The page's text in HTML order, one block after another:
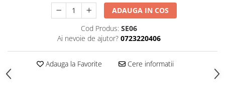
Piese Sah Tematice
Piese Sah Tematice Din Metal
Sah Magnetic India
Set Sah + Table/backgammon
ADAUGA IN COS
Cod Produs: SE06
Ai nevoie de ajutor? 0723220406
Adauga la Favorite Cere informatii